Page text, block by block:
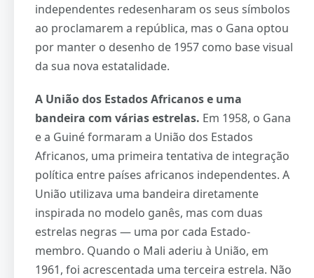
independentes redesenharam os seus símbolos
ao proclamarem a república, mas o Gana optou
por manter o desenho de 1957 como base visual
da sua nova estatalidade.
A União dos Estados Africanos e uma
bandeira com várias estrelas. Em 1958, o Gana
e a Guiné formaram a União dos Estados
Africanos, uma primeira tentativa de integração
política entre países africanos independentes. A
União utilizava uma bandeira diretamente
inspirada no modelo ganês, mas com duas
estrelas negras — uma por cada Estado-
membro. Quando o Mali aderiu à União, em
1961, foi acrescentada uma terceira estrela. Não